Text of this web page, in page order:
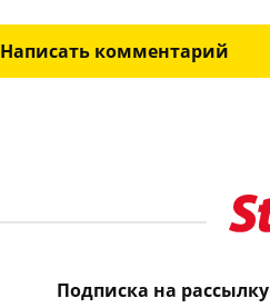
Написать комментарий
Подписка на рассылку